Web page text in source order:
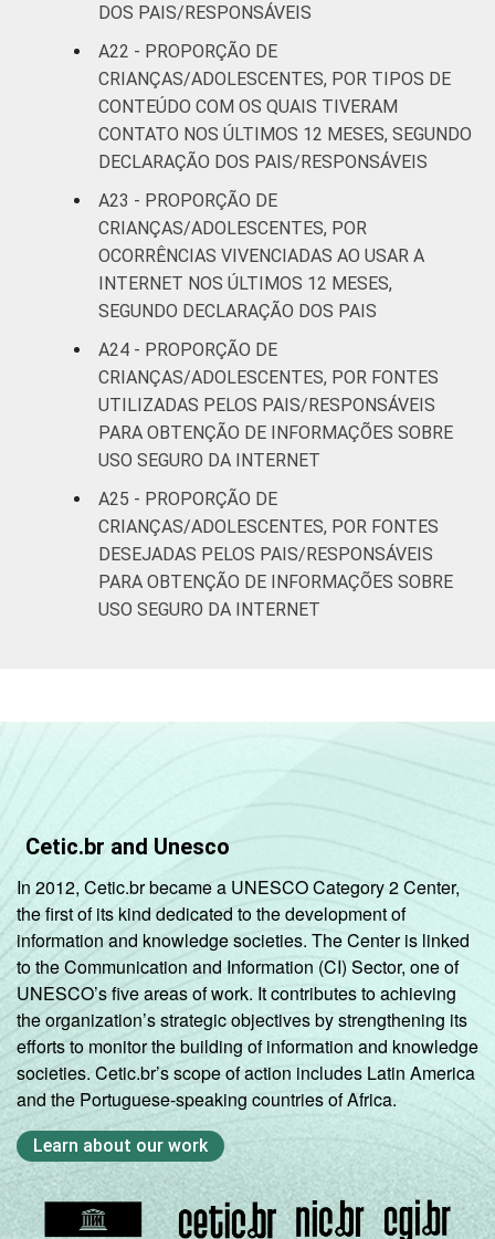
DOS PAIS/RESPONSÁVEIS
A22 - PROPORÇÃO DE
CRIANÇAS/ADOLESCENTES, POR TIPOS DE
CONTEÚDO COM OS QUAIS TIVERAM
CONTATO NOS ÚLTIMOS 12 MESES, SEGUNDO
DECLARAÇÃO DOS PAIS/RESPONSÁVEIS
A23 - PROPORÇÃO DE
CRIANÇAS/ADOLESCENTES, POR
OCORRÊNCIAS VIVENCIADAS AO USAR A
INTERNET NOS ÚLTIMOS 12 MESES,
SEGUNDO DECLARAÇÃO DOS PAIS
A24 - PROPORÇÃO DE
CRIANÇAS/ADOLESCENTES, POR FONTES
UTILIZADAS PELOS PAIS/RESPONSÁVEIS
PARA OBTENÇÃO DE INFORMAÇÕES SOBRE
USO SEGURO DA INTERNET
A25 - PROPORÇÃO DE
CRIANÇAS/ADOLESCENTES, POR FONTES
DESEJADAS PELOS PAIS/RESPONSÁVEIS
PARA OBTENÇÃO DE INFORMAÇÕES SOBRE
USO SEGURO DA INTERNET
Cetic.br and Unesco
In 2012, Cetic.br became a UNESCO Category 2 Center,
the first of its kind dedicated to the development of
information and knowledge societies. The Center is linked
to the Communication and Information (CI) Sector, one of
UNESCO’s five areas of work. It contributes to achieving
the organization’s strategic objectives by strengthening its
efforts to monitor the building of information and knowledge
societies. Cetic.br’s scope of action includes Latin America
and the Portuguese-speaking countries of Africa.
Learn about our work